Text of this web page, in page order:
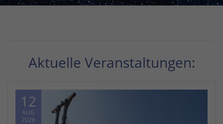
Aktuelle Veranstaltungen:
12
AUG
2026